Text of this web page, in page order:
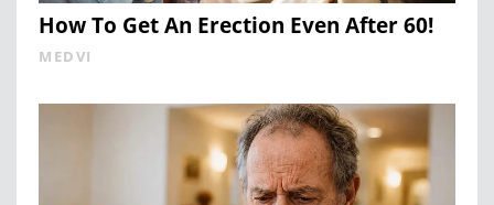
How To Get An Erection Even After 60!
MEDVI